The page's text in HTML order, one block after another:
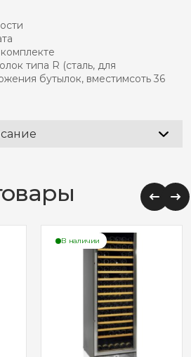
типа R (сталь, для
бутылок, вместимсоть 36
В наличии